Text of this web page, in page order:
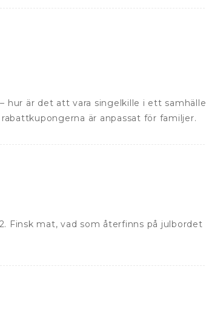
hur är det att vara singelkille i ett samhälle
är anpassat för familjer.
Finsk mat, vad som återfinns på julbordet